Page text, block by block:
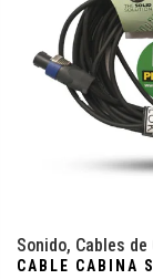
Sonido, Cables de
CABLE CABINA